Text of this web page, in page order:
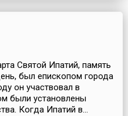
Святой Ипатий, память
был епископом города
он участвовал в
были установлены
Когда Ипатий в...